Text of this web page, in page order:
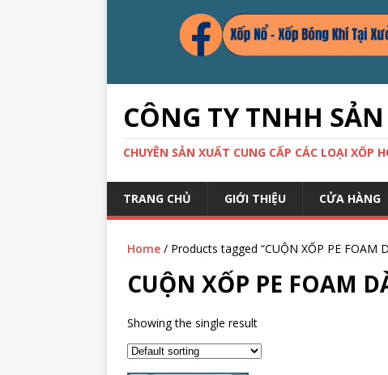
CÔNG TY TNHH
CHUYÊN SẢN XUẤT CUNG CẤP CÁC LOẠI XỐP
TRANG CHỦ GIỚI THIỆU CỬA HÀNG
Home / Products tagged “CUỘN XỐP PE FOAM
CUỘN XỐP PE FOAM
Showing the single result